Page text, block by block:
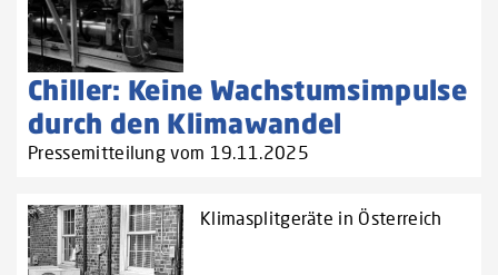
Chiller: Keine Wachstumsimpulse
durch den Klimawandel
Pressemitteilung vom 19.11.2025
Klimasplitgeräte in Österreich